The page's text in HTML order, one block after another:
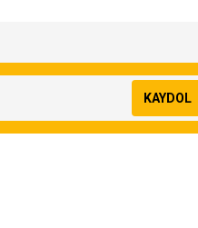
KAYDOL